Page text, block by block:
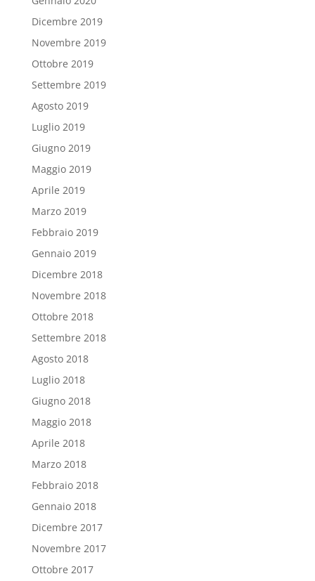
Dicembre 2019
Novembre 2019
Ottobre 2019
Settembre 2019
Agosto 2019
Luglio 2019
Giugno 2019
Maggio 2019
Aprile 2019
Marzo 2019
Febbraio 2019
Gennaio 2019
Dicembre 2018
Novembre 2018
Ottobre 2018
Settembre 2018
Agosto 2018
Luglio 2018
Giugno 2018
Maggio 2018
Aprile 2018
Marzo 2018
Febbraio 2018
Gennaio 2018
Dicembre 2017
Novembre 2017
Ottobre 2017